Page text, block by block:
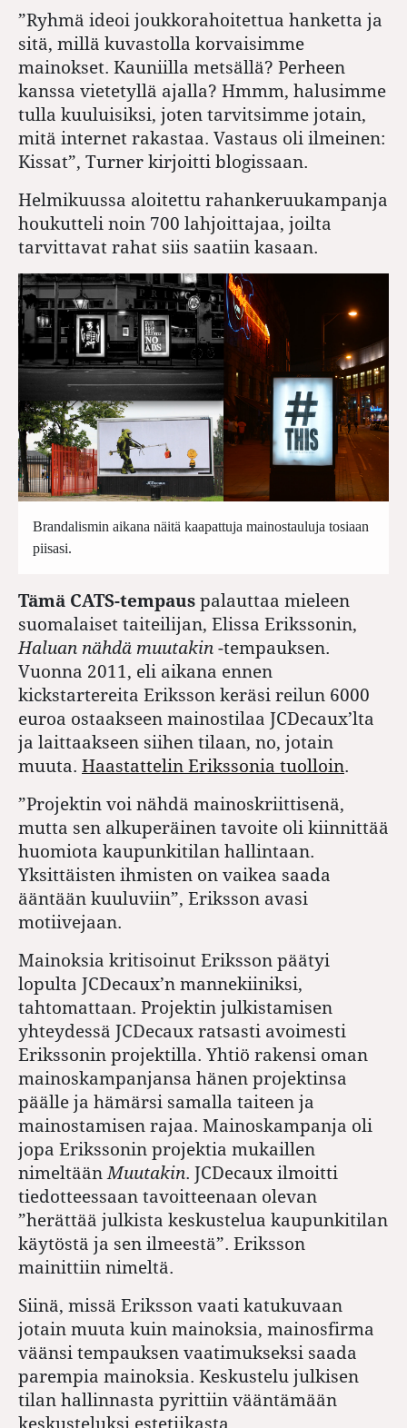
”Ryhmä ideoi joukkorahoitettua hanketta ja
sitä, millä kuvastolla korvaisimme
mainokset. Kauniilla metsällä? Perheen
kanssa vietetyllä ajalla? Hmmm, halusimme
tulla kuuluisiksi, joten tarvitsimme jotain,
mitä internet rakastaa. Vastaus oli ilmeinen:
Kissat”, Turner kirjoitti blogissaan.
Helmikuussa aloitettu rahankeruukampanja
houkutteli noin 700 lahjoittajaa, joilta
tarvittavat rahat siis saatiin kasaan.
Brandalismin aikana näitä kaapattuja mainostauluja tosiaan
piisasi.
Tämä CATS-tempaus palauttaa mieleen
suomalaiset taiteilijan, Elissa Erikssonin,
Haluan nähdä muutakin -tempauksen.
Vuonna 2011, eli aikana ennen
kickstartereita Eriksson keräsi reilun 6000
euroa ostaakseen mainostilaa JCDecaux’lta
ja laittaakseen siihen tilaan, no, jotain
muuta. Haastattelin Erikssonia tuolloin.
”Projektin voi nähdä mainoskriittisenä,
mutta sen alkuperäinen tavoite oli kiinnittää
huomiota kaupunkitilan hallintaan.
Yksittäisten ihmisten on vaikea saada
ääntään kuuluviin”, Eriksson avasi
motiivejaan.
Mainoksia kritisoinut Eriksson päätyi
lopulta JCDecaux’n mannekiiniksi,
tahtomattaan. Projektin julkistamisen
yhteydessä JCDecaux ratsasti avoimesti
Erikssonin projektilla. Yhtiö rakensi oman
mainoskampanjansa hänen projektinsa
päälle ja hämärsi samalla taiteen ja
mainostamisen rajaa. Mainoskampanja oli
jopa Erikssonin projektia mukaillen
nimeltään Muutakin. JCDecaux ilmoitti
tiedotteessaan tavoitteenaan olevan
”herättää julkista keskustelua kaupunkitilan
käytöstä ja sen ilmeestä”. Eriksson
mainittiin nimeltä.
Siinä, missä Eriksson vaati katukuvaan
jotain muuta kuin mainoksia, mainosfirma
väänsi tempauksen vaatimukseksi saada
parempia mainoksia. Keskustelu julkisen
tilan hallinnasta pyrittiin vääntämään
keskusteluksi estetiikasta.